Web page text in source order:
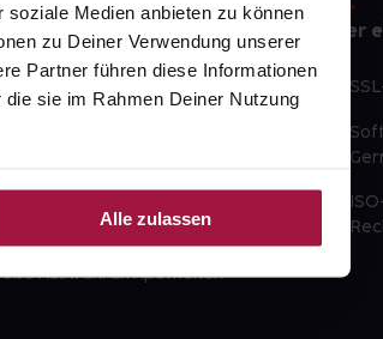
Medien anbieten zu können
zu Deiner Verwendung unserer
Partner führen diese Informationen
sie im Rahmen Deiner Nutzung
Alle zulassen
Vorteile
abholbereit
Wahl der Apotheke
Auswahl an Apotheken
Sicher